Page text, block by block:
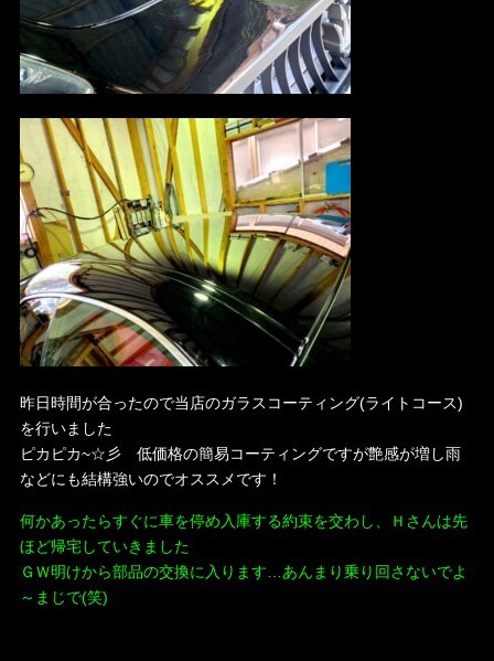
昨日時間が合ったので当店のガラスコーティング(ライトコース)
を行いました
ピカピカ~☆彡 低価格の簡易コーティングですが艶感が増し雨
などにも結構強いのでオススメです！
何かあったらすぐに車を停め入庫する約束を交わし、Ｈさんは先
ほど帰宅していきました
ＧＷ明けから部品の交換に入ります…あんまり乗り回さないでよ
～まじで(笑)